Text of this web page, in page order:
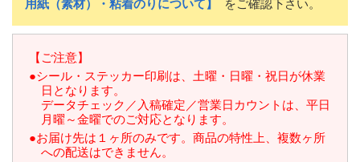
用紙（素材）・粘着のりについて】
をご確認下さい。
【ご注意】
●シール・ステッカー印刷は、土曜・日曜・祝日が休業
日となります。
データチェック／入稿確定／営業日カウントは、平日
月曜～金曜でのご対応となります。
●お届け先は１ヶ所のみです。商品の特性上、複数ヶ所
への配送はできません。